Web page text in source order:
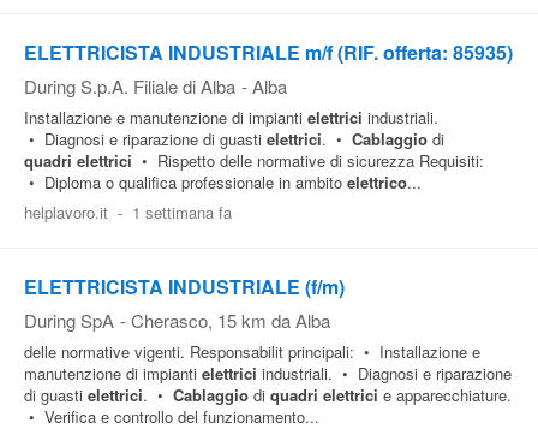
ELETTRICISTA INDUSTRIALE m/f (RIF. offerta: 85935)
During S.p.A. Filiale di Alba - Alba
Installazione e manutenzione di impianti elettrici industriali.
• Diagnosi e riparazione di guasti elettrici. • Cablaggio di
quadri elettrici • Rispetto delle normative di sicurezza Requisiti:
• Diploma o qualifica professionale in ambito elettrico...
helplavoro.it - 1 settimana fa
ELETTRICISTA INDUSTRIALE (f/m)
During SpA - Cherasco, 15 km da Alba
delle normative vigenti. Responsabilit principali: • Installazione e
manutenzione di impianti elettrici industriali. • Diagnosi e riparazione
di guasti elettrici. • Cablaggio di quadri elettrici e apparecchiature.
• Verifica e controllo del funzionamento...